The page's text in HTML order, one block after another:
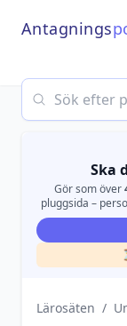
Antagnings
Search
Ska
Gör som över
pluggsida –
Lärosäten /